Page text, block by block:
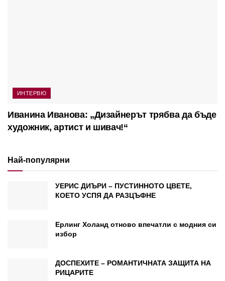
ИНТЕРВЮ
Иванина Иванова: „Дизайнерът трябва да бъде
художник, артист и шивач!“
Най-популярни
УЕРИС ДИЪРИ – ПУСТИННОТО ЦВЕТЕ,
КОЕТО УСПЯ ДА РАЗЦЪФНЕ
Ерлинг Холанд отново впечатли с модния си
избор
ДОСПЕХИТЕ – РОМАНТИЧНАТА ЗАЩИТА НА
РИЦАРИТЕ